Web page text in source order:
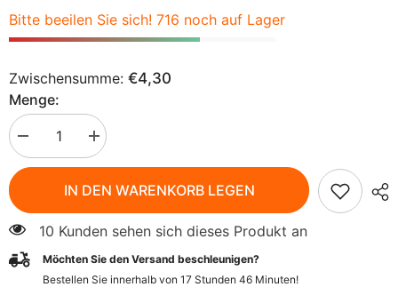
Bitte beeilen Sie sich! 716 noch auf Lager
Zwischensumme: €4,30
Menge:
verringern
für
Dunkelgrüne
Kürbiskerne
BIO
150
g
-
BIO
PLANET
Menge
erhöhen
für
Dunkelgrüne
Kürbiskerne
g
BIO
PLANET
IN DEN WARENKORB LEGEN
10 Kunden sehen sich dieses Produkt an
Möchten Sie den Versand beschleunigen?
Bestellen Sie innerhalb von 17 Stunden 46 Minuten!